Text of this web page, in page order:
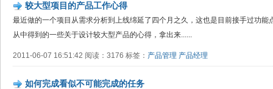
较大型项目的产品工作心得
最近做的一个项目从需求分析到上线绵延了四个月之久，这也是目前接手过功
从中得到的一些关于设计较大型产品的心得，拿出来......
2011-06-07 16:51:42 阅读：3176 标签： 产品管理 产品经理
如何完成看似不可能完成的任务